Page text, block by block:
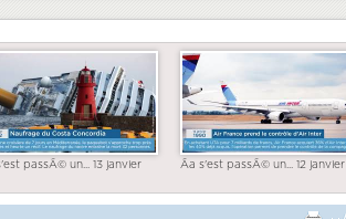
passÃ© un... 13 janvier Ãa s'est passÃ© un... 12 janvier